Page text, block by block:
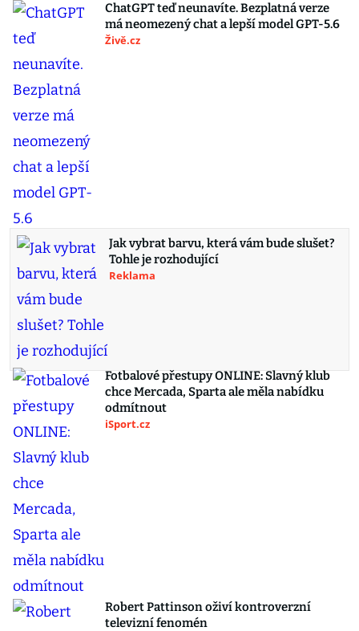
ChatGPT teď neunavíte. Bezplatná verze
má neomezený chat a lepší model GPT-5.6
Živě.cz
Jak vybrat barvu, která vám bude slušet?
Tohle je rozhodující
Reklama
Fotbalové přestupy ONLINE: Slavný klub
chce Mercada, Sparta ale měla nabídku
odmítnout
iSport.cz
Robert Pattinson oživí kontroverzní
televizní fenomén